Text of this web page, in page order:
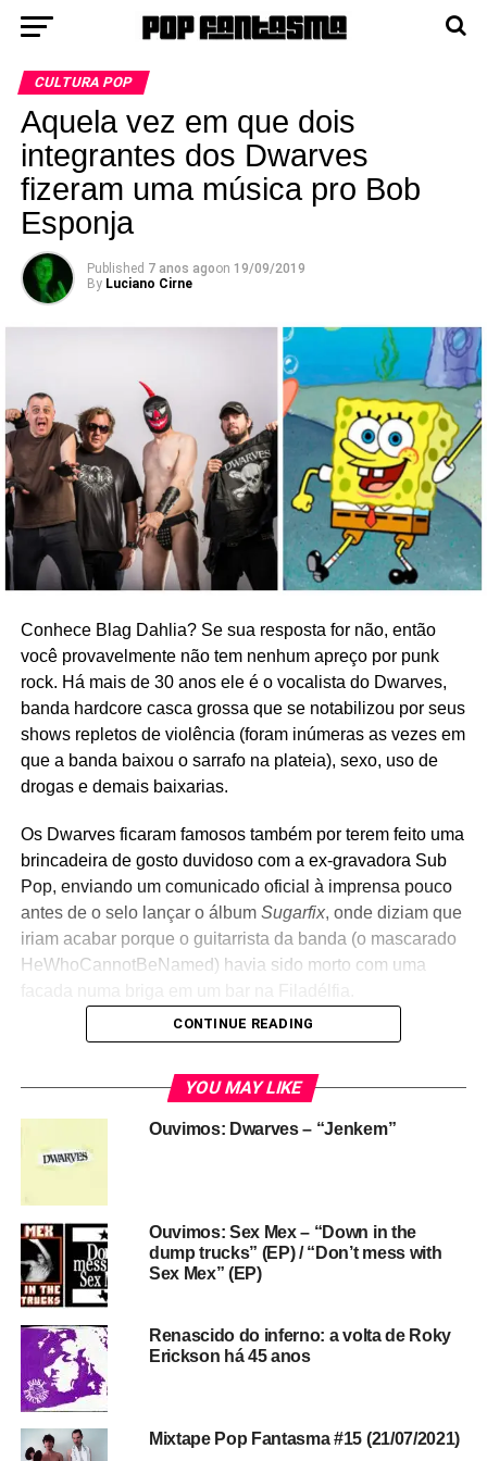
CULTURA POP
Aquela vez em que dois
integrantes dos Dwarves
fizeram uma música pro Bob
Esponja
Published 7 anos agoon 19/09/2019
By Luciano Cirne
Conhece Blag Dahlia? Se sua resposta for não, então
você provavelmente não tem nenhum apreço por punk
rock. Há mais de 30 anos ele é o vocalista do Dwarves,
banda hardcore casca grossa que se notabilizou por seus
shows repletos de violência (foram inúmeras as vezes em
que a banda baixou o sarrafo na plateia), sexo, uso de
drogas e demais baixarias.
Os Dwarves ficaram famosos também por terem feito uma
brincadeira de gosto duvidoso com a ex-gravadora Sub
Pop, enviando um comunicado oficial à imprensa pouco
antes de o selo lançar o álbum Sugarfix, onde diziam que
iriam acabar porque o guitarrista da banda (o mascarado
HeWhoCannotBeNamed) havia sido morto com uma
CONTINUE READING
YOU MAY LIKE
Ouvimos: Dwarves – “Jenkem”
Ouvimos: Sex Mex – “Down in the
dump trucks” (EP) / “Don’t mess with
Sex Mex” (EP)
Renascido do inferno: a volta de Roky
Erickson há 45 anos
Mixtape Pop Fantasma #15 (21/07/2021)